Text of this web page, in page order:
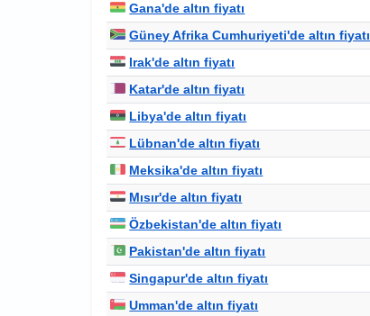
Gana'de altın fiyatı
Güney Afrika Cumhuriyeti'de altın fiyatı
Irak'de altın fiyatı
Katar'de altın fiyatı
Libya'de altın fiyatı
Lübnan'de altın fiyatı
Meksika'de altın fiyatı
Mısır'de altın fiyatı
Özbekistan'de altın fiyatı
Pakistan'de altın fiyatı
Singapur'de altın fiyatı
Umman'de altın fiyatı